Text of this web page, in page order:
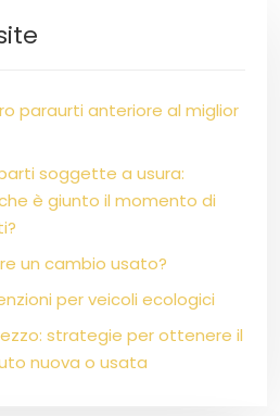
paraurti anteriore al miglior
soggette a usura:
è giunto il momento di
un cambio usato?
per veicoli ecologici
strategie per ottenere il
nuova o usata